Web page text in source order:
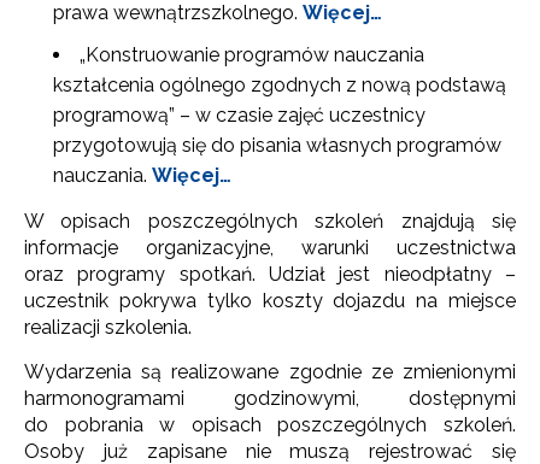
prawa wewnątrzszkolnego. Więcej…
„Konstruowanie programów nauczania
kształcenia ogólnego zgodnych z nową podstawą
programową” – w czasie zajęć uczestnicy
przygotowują się do pisania własnych programów
nauczania. Więcej…
W opisach poszczególnych szkoleń znajdują się
informacje organizacyjne, warunki uczestnictwa
oraz programy spotkań. Udział jest nieodpłatny –
uczestnik pokrywa tylko koszty dojazdu na miejsce
realizacji szkolenia.
Wydarzenia są realizowane zgodnie ze zmienionymi
harmonogramami godzinowymi, dostępnymi
do pobrania w opisach poszczególnych szkoleń.
Osoby już zapisane nie muszą rejestrować się